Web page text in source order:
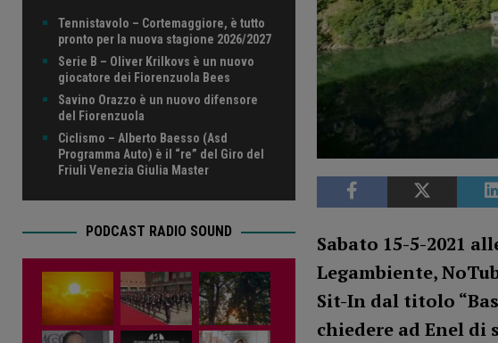
Sabato 15-5-2021
Legambiente,
Sit-In dal titolo
chiedere ad Enel
Tennistavolo – Cortemaggiore, è tutto
pronto per la nuova stagione 2026/2027
Serie B – Oliver Krilkovs è un nuovo
giocatore dei Fiorenzuola Bees
Savino Orazzo è un nuovo difensore
del Fiorenzuola
Ciclismo – Alberto Baesso (Asd
Programma Auto) è il “re” del Giro del
Friuli Venezia Giulia Master
PODCAST RADIO SOUND